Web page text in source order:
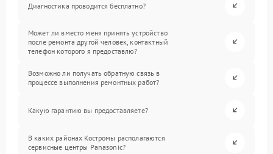
Диагностика проводится бесплатно?
Может ли вместо меня принять устройство
после ремонта другой человек, контактный
телефон которого я предоставлю?
Возможно ли получать обратную связь в
процессе выполнения ремонтных работ?
Какую гарантию вы предоставляете?
В каких районах Костромы располагаются
сервисные центры Panasonic?